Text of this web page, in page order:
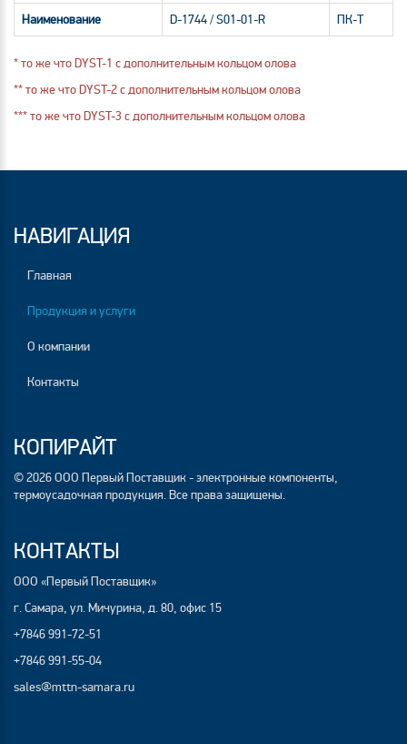
Наименование D-1744 / S01-01-R ПК-Т
* то же что DYST-1 с дополнительным кольцом олова
** то же что DYST-2 с дополнительным кольцом олова
*** то же что DYST-3 с дополнительным кольцом олова
НАВИГАЦИЯ
Главная
Продукция и услуги
О компании
Контакты
КОПИРАЙТ
© 2026 ООО Первый Поставщик - электронные компоненты,
термоусадочная продукция. Все права защищены.
КОНТАКТЫ
ООО «Первый Поставщик»
г. Самара, ул. Мичурина, д. 80, офис 15
+7846 991-72-51
+7846 991-55-04
sales@mttn-samara.ru